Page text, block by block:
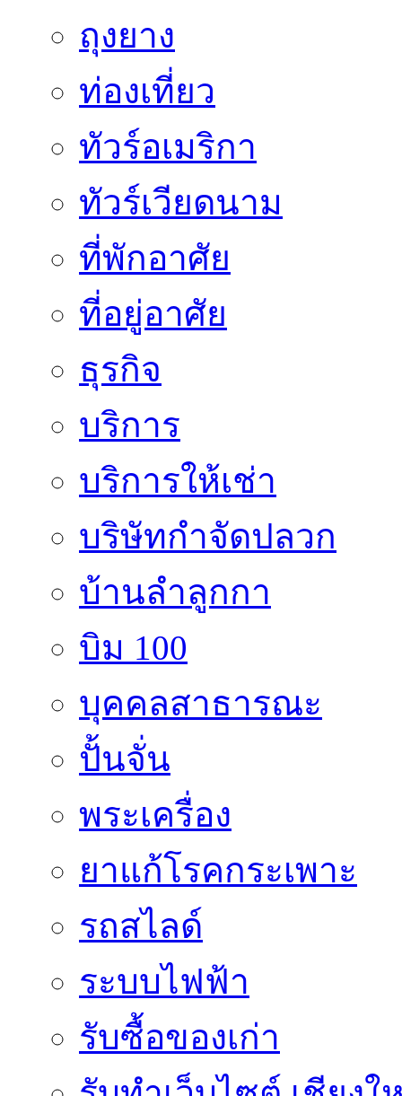
ถุงยาง
ท่องเที่ยว
ทัวร์อเมริกา
ทัวร์เวียดนาม
ที่พักอาศัย
ที่อยู่อาศัย
ธุรกิจ
บริการ
บริการให้เช่า
บริษัทกำจัดปลวก
บ้านลำลูกกา
บิม 100
บุคคลสาธารณะ
ปั้นจั่น
พระเครื่อง
ยาแก้โรคกระเพาะ
รถสไลด์
ระบบไฟฟ้า
รับซื้อของเก่า